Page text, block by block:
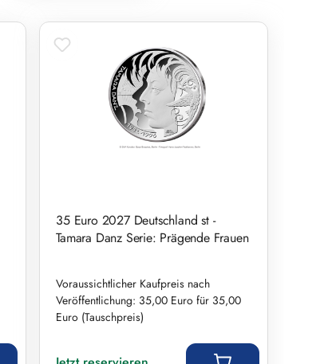
35 Euro 2027 Deutschland st -
Tamara Danz Serie: Prägende Frauen
Voraussichtlicher Kaufpreis nach
Veröffentlichung: 35,00 Euro für 35,00
Euro (Tauschpreis)